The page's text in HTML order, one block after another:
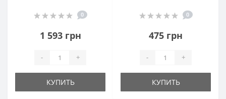
0
1 593 грн
- +
КУПИТЬ
0
475 грн
- +
КУПИТЬ